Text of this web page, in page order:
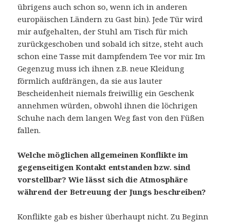
übrigens auch schon so, wenn ich in anderen
europäischen Ländern zu Gast bin). Jede Tür wird
mir aufgehalten, der Stuhl am Tisch für mich
zurückgeschoben und sobald ich sitze, steht auch
schon eine Tasse mit dampfendem Tee vor mir. Im
Gegenzug muss ich ihnen z.B. neue Kleidung
förmlich aufdrängen, da sie aus lauter
Bescheidenheit niemals freiwillig ein Geschenk
annehmen würden, obwohl ihnen die löchrigen
Schuhe nach dem langen Weg fast von den Füßen
fallen.
Welche möglichen allgemeinen Konflikte im
gegenseitigen Kontakt entstanden bzw. sind
vorstellbar? Wie lässt sich die Atmosphäre
während der Betreuung der Jungs beschreiben?
Konflikte gab es bisher überhaupt nicht. Zu Beginn